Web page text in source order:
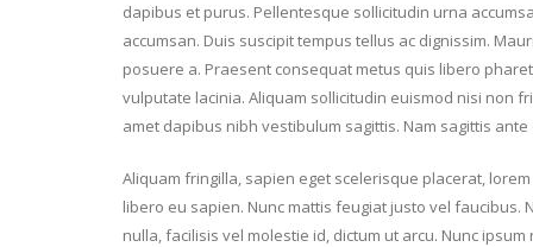
dapibus et purus. Pellentesque sollicitudin urna
accumsan. Duis suscipit tempus tellus ac dignissim.
posuere a. Praesent consequat metus quis libero
vulputate lacinia. Aliquam sollicitudin euismod nisi non
amet dapibus nibh vestibulum sagittis. Nam sagittis
Aliquam fringilla, sapien eget scelerisque placerat,
libero eu sapien. Nunc mattis feugiat justo vel faucibus.
nulla, facilisis vel molestie id, dictum ut arcu. Nunc